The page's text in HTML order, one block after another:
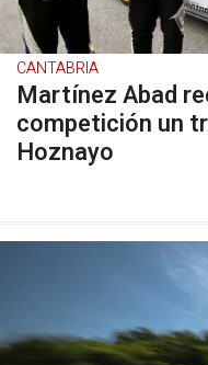
CANTABRIA
Martínez Abad
competición un
Hoznayo